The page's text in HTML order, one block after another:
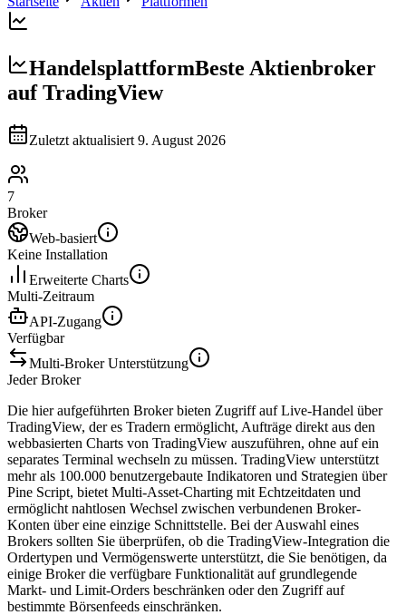
HandelsplattformBeste Aktienbroker
auf TradingView
Zuletzt aktualisiert 9. August 2026
7
Broker
Web-basiert
Keine Installation
Erweiterte Charts
Multi-Zeitraum
API-Zugang
Verfügbar
Multi-Broker Unterstützung
Jeder Broker
Die hier aufgeführten Broker bieten Zugriff auf Live-Handel über
TradingView, der es Tradern ermöglicht, Aufträge direkt aus den
webbasierten Charts von TradingView auszuführen, ohne auf ein
separates Terminal wechseln zu müssen. TradingView unterstützt
mehr als 100.000 benutzergebaute Indikatoren und Strategien über
Pine Script, bietet Multi-Asset-Charting mit Echtzeitdaten und
ermöglicht nahtlosen Wechsel zwischen verbundenen Broker-
Konten über eine einzige Schnittstelle. Bei der Auswahl eines
Brokers sollten Sie überprüfen, ob die TradingView-Integration die
Ordertypen und Vermögenswerte unterstützt, die Sie benötigen, da
einige Broker die verfügbare Funktionalität auf grundlegende
Markt- und Limit-Orders beschränken oder den Zugriff auf
bestimmte Börsenfeeds einschränken.